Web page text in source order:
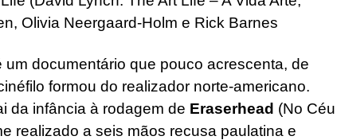
um documentário que pouco acrescenta, de
formou do realizador norte-americano.
da infância à rodagem de Eraserhead (No Céu
realizado a seis mãos recusa paulatina e